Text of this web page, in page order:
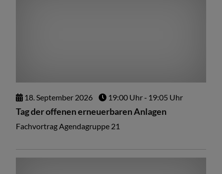
18.September 2026 19:00 Uhr‐ 19:05 Uhr
Tag der offenen erneuerbaren Anlagen
Fachvortrag Agendagruppe 21